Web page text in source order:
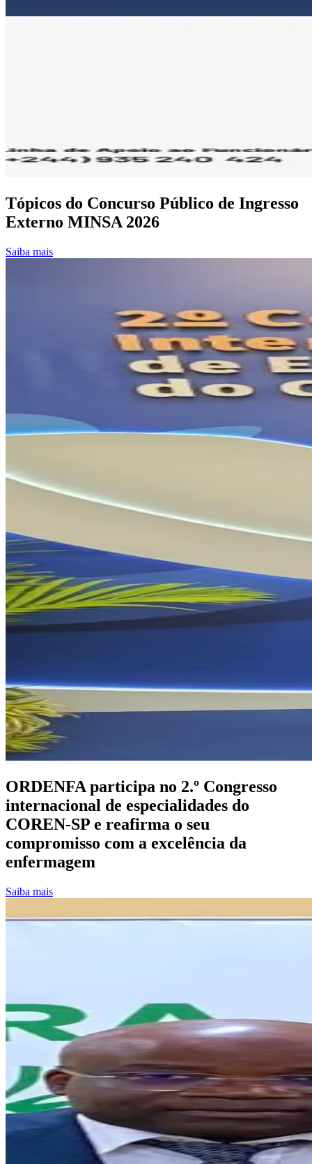
Tópicos do Concurso Público de Ingresso
Externo MINSA 2026
Saiba mais
ORDENFA participa no 2.º Congresso
internacional de especialidades do
COREN-SP e reafirma o seu
compromisso com a excelência da
enfermagem
Saiba mais